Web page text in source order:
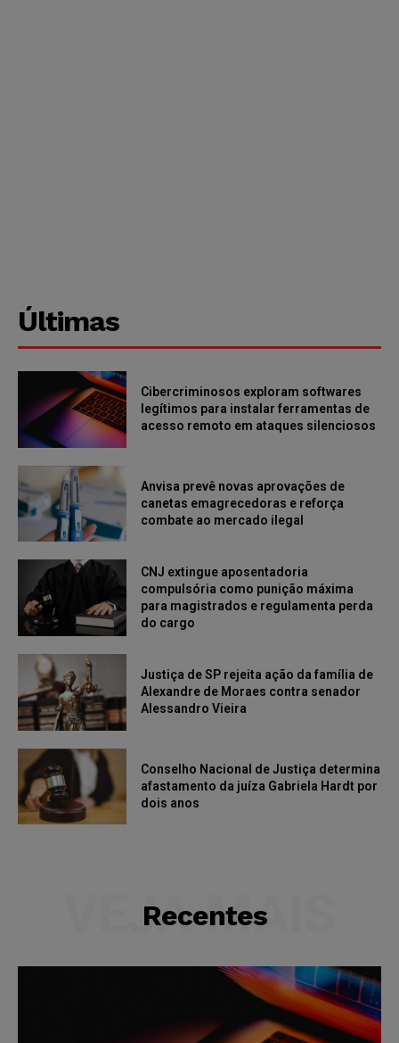
Últimas
Cibercriminosos exploram softwares
legítimos para instalar ferramentas de
acesso remoto em ataques silenciosos
Anvisa prevê novas aprovações de
canetas emagrecedoras e reforça
combate ao mercado ilegal
CNJ extingue aposentadoria
compulsória como punição máxima
para magistrados e regulamenta perda
do cargo
Justiça de SP rejeita ação da família de
Alexandre de Moraes contra senador
Alessandro Vieira
Conselho Nacional de Justiça determina
afastamento da juíza Gabriela Hardt por
dois anos
Recentes
VEJA MAIS